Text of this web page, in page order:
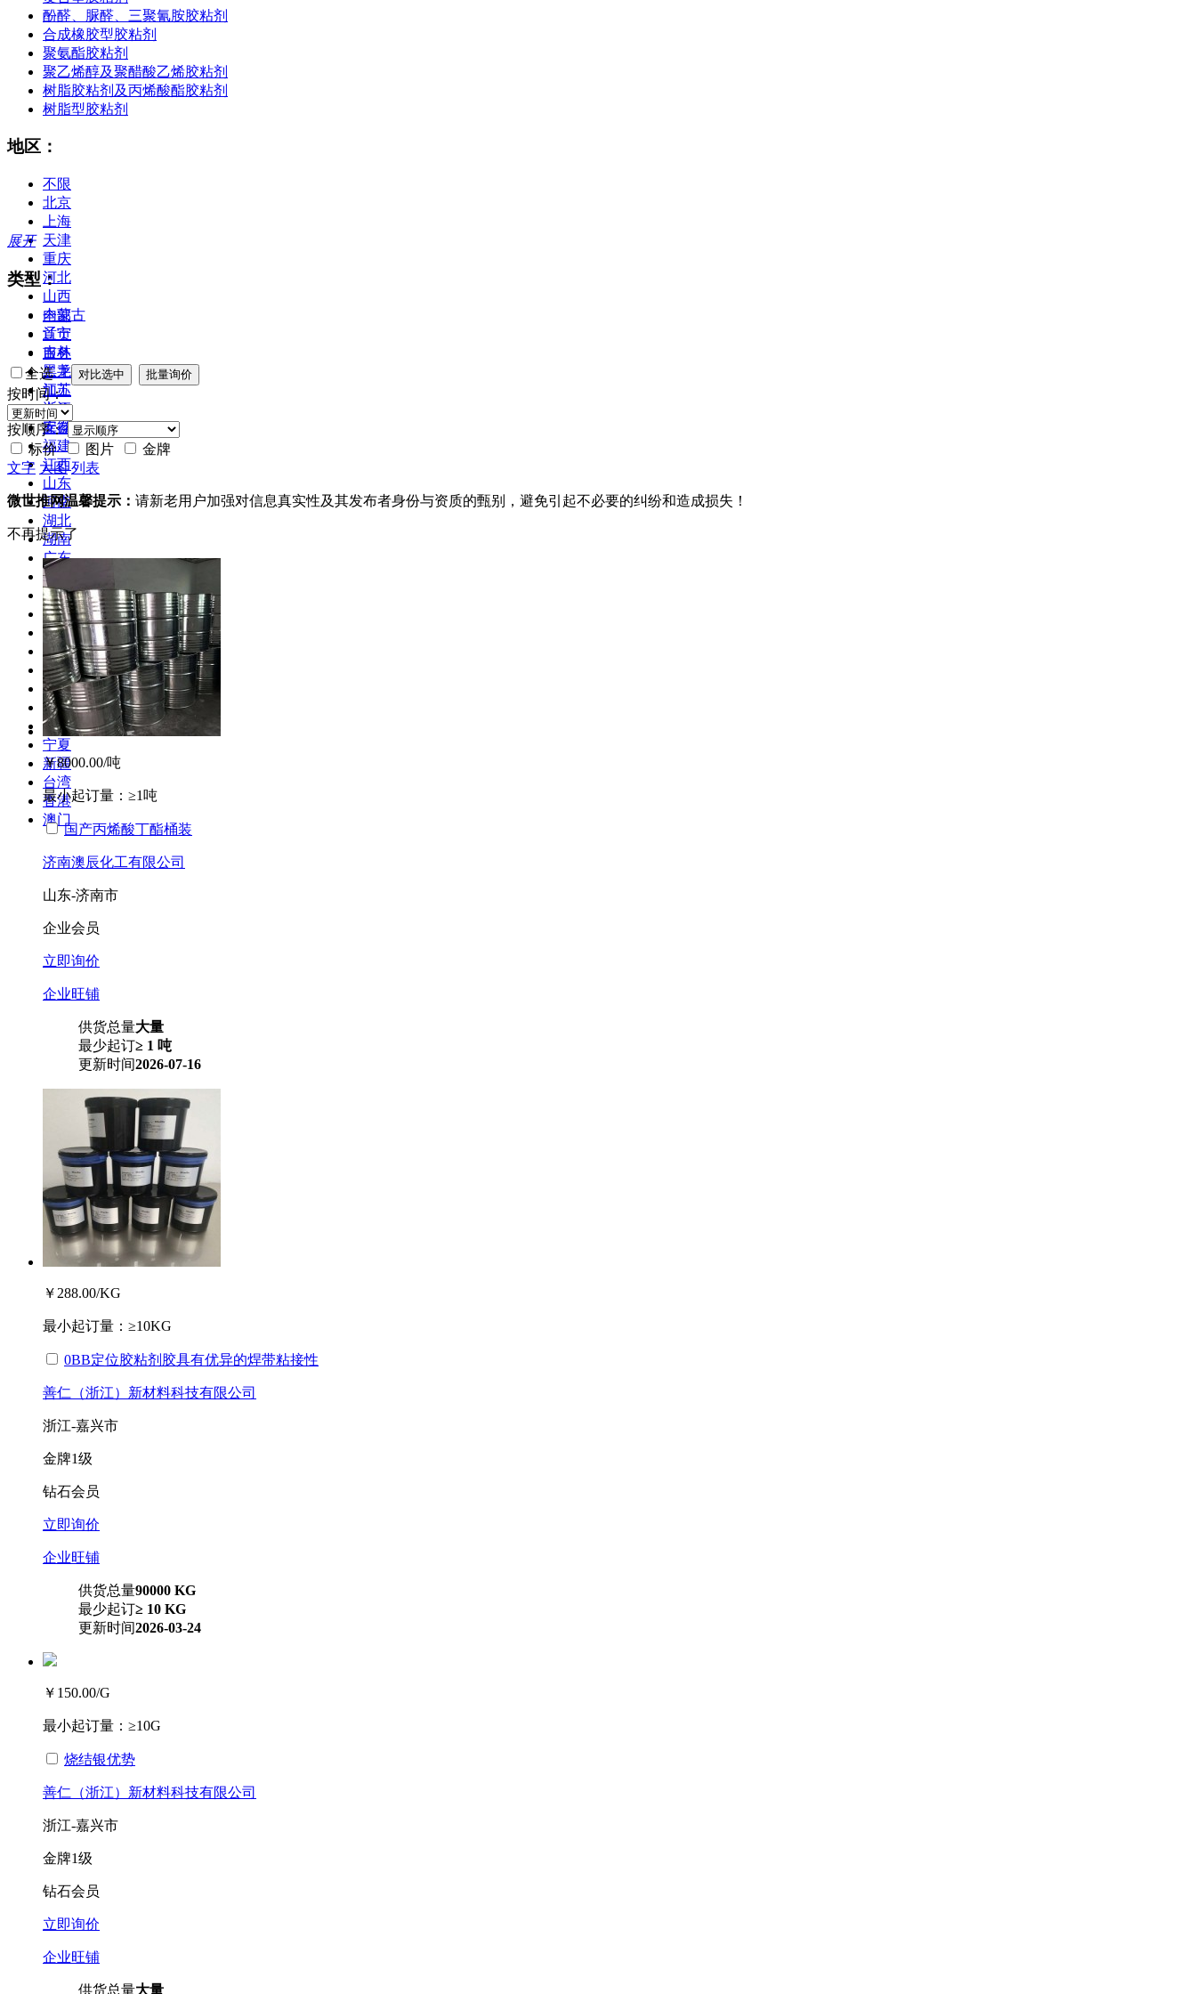
酚醛、脲醛、三聚氰胺胶粘剂
合成橡胶型胶粘剂
聚氨酯胶粘剂
聚乙烯醇及聚醋酸乙烯胶粘剂
树脂胶粘剂及丙烯酸酯胶粘剂
树脂型胶粘剂
地区：
不限
北京
上海
天津
重庆
河北
山西
内蒙古
辽宁
吉林
黑龙江
江苏
浙江
安徽
福建
江西
山东
河南
湖北
湖南
广东
广西
海南
四川
贵州
云南
西藏
陕西
甘肃
青海
宁夏
新疆
台湾
香港
澳门
展开
类型：
全部
首页
服务
二手
加工
合作
库存
全选
按时间：
按顺序：
标价
图片
金牌
文字 大图 列表
微世推网温馨提示： 请新老用户加强对信息真实性及其发布者身份与资质的甄别，避免引起不必要的纠纷和造成损失！
不再提示了
￥8000.00/吨
最小起订量： ≥1吨
国产丙烯酸丁酯桶装
济南澳辰化工有限公司
山东-济南市
企业会员
立即询价
企业旺铺
供货总量大量
最少起订≥ 1 吨
更新时间2026-07-16
￥288.00/KG
最小起订量： ≥10KG
0BB定位胶粘剂胶具有优异的焊带粘接性
善仁（浙江）新材料科技有限公司
浙江-嘉兴市
金牌1级
钻石会员
立即询价
企业旺铺
供货总量90000 KG
最少起订≥ 10 KG
更新时间2026-03-24
￥150.00/G
最小起订量： ≥10G
烧结银优势
善仁（浙江）新材料科技有限公司
浙江-嘉兴市
金牌1级
钻石会员
立即询价
企业旺铺
供货总量大量